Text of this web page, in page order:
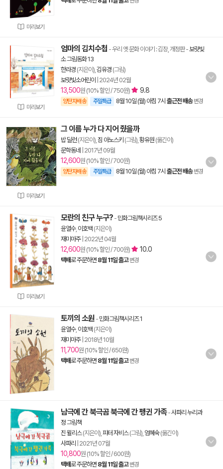
미리보기
미리보기
엄마의 김치수첩 - 우리 옛 문화 이야기 : 김장, 개정판-보랏빛
소 그림동화 13
한라경 (지은이), 김유경 (그림)
보랏빛소어린이
2024년 02월
13,500원 (10% 할인 / 750원) 9.8
양탄자배송 주말특급 8월 10일 (월) 아침 7시 출근전 배송 변경
미리보기
그 이름 누가 다 지어 줬을까
밥 딜런(지은이), 짐 아노스키 (그림), 황유원 (옮긴이)
문학동네
2017년 09월
12,600원 (10% 할인 / 700원)
양탄자배송 주말특급 8월 10일 (월) 아침 7시 출근전 배송 변경
미리보기
모란의 친구 누구? - 민화그림책시리즈 5
윤열수, 이호백 (지은이)
재미마주| 2022년 04월
12,600원 (10% 할인 / 700원) 10.0
택배로 주문하면 8월 11일 출고 변경
토끼의 소원 - 민화그림책시리즈 1
윤열수, 이호백 (지은이)
재미마주| 2018년 10월
11,700원 (10% 할인 / 650원)
택배로 주문하면 8월 11일 출고 변경
남극에 간 북극곰 북극에 간 펭귄 가족-사파리 누리과
정 그림책
진 윌리스(지은이), 피터 자비스(그림), 엄혜숙(옮긴이)
사파리
2021년 07월
10,800원 (10% 할인 / 600원)
택배로 주문하면 8월 11일 출고 변경